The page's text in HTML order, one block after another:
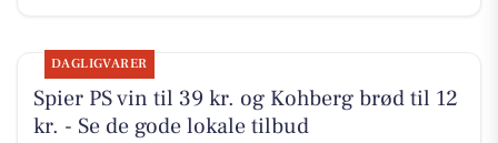
DAGLIGVARER
Spier PS vin til 39 kr. og Kohberg brød til 12
kr. - Se de gode lokale tilbud